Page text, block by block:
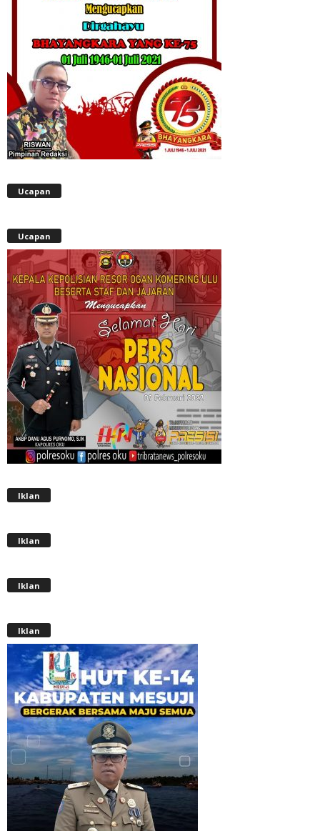
Ucapan
Ucapan
Iklan
Iklan
Iklan
Iklan